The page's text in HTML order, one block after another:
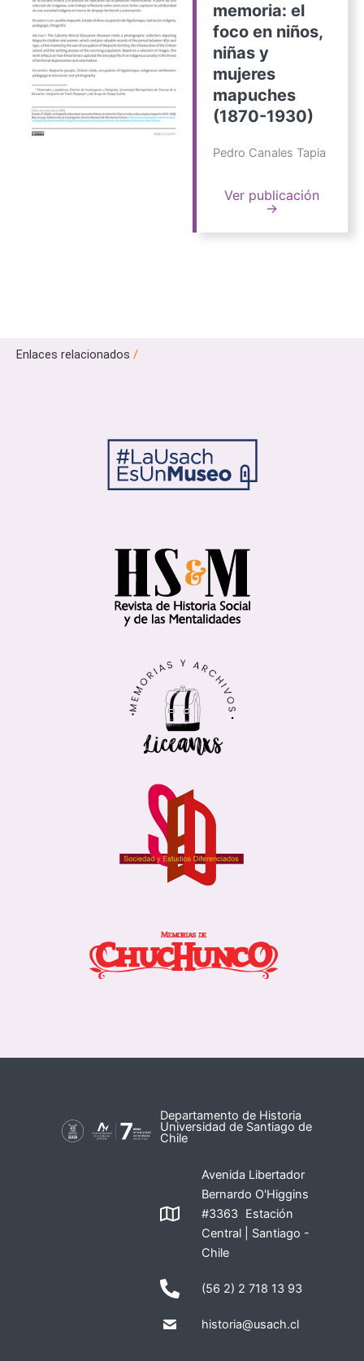
memoria: el
foco en niños,
niñas y
mujeres
mapuches
(1870-1930)
Pedro Canales Tapia
Ver publicación
→
Enlaces relacionados /
Departamento de Historia
Universidad de Santiago de
Chile
Avenida Libertador
Bernardo O'Higgins
#3363 Estación
Central | Santiago -
Chile
(56 2) 2 718 13 93
historia@usach.cl